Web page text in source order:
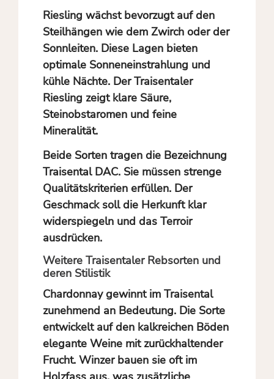
Riesling wächst bevorzugt auf den
Steilhängen wie dem Zwirch oder der
Sonnleiten. Diese Lagen bieten
optimale Sonneneinstrahlung und
kühle Nächte. Der Traisentaler
Riesling zeigt klare Säure,
Steinobstaromen und feine
Mineralität.
Beide Sorten tragen die Bezeichnung
Traisental DAC. Sie müssen strenge
Qualitätskriterien erfüllen. Der
Geschmack soll die Herkunft klar
widerspiegeln und das Terroir
ausdrücken.
Weitere Traisentaler Rebsorten und
deren Stilistik
Chardonnay gewinnt im Traisental
zunehmend an Bedeutung. Die Sorte
entwickelt auf den kalkreichen Böden
elegante Weine mit zurückhaltender
Frucht. Winzer bauen sie oft im